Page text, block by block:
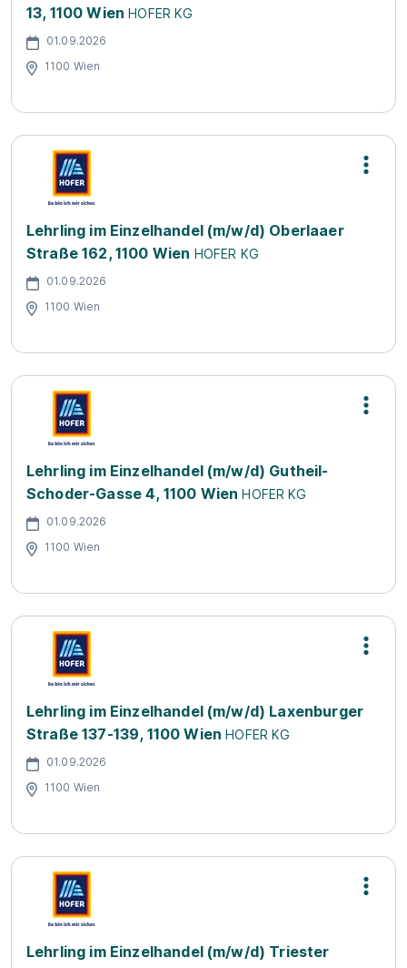
13, 1100 Wien HOFER KG
01.09.2026
1100 Wien
Lehrling im Einzelhandel (m/w/d) Oberlaaer
Straße 162, 1100 Wien HOFER KG
01.09.2026
1100 Wien
Lehrling im Einzelhandel (m/w/d) Gutheil-
Schoder-Gasse 4, 1100 Wien HOFER KG
01.09.2026
1100 Wien
Lehrling im Einzelhandel (m/w/d) Laxenburger
Straße 137-139, 1100 Wien HOFER KG
01.09.2026
1100 Wien
Lehrling im Einzelhandel (m/w/d) Triester